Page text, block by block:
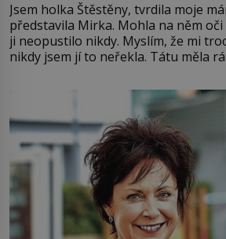
Jsem holka Štěstěny, tvrdila moje
představila Mirka. Mohla na něm
ji neopustilo nikdy. Myslím, že mi
nikdy jsem jí to neřekla. Tátu měla
Jsme spolu moc rádi Tehdy byla jiná